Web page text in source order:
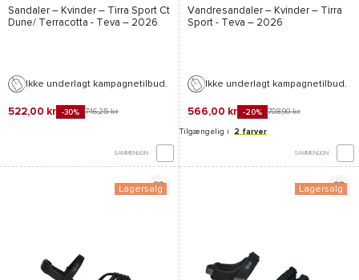
Sandaler – Kvinder –
Tirra Sport Ct
Dune/ Terracotta - Teva – 2026
Ikke underlagt kampagnetilbud.
522,00 kr -30% 746,25 kr
SAMMENLIGN
Vandresandaler – Kvinder –
Tirra
Sport - Teva – 2026
Ikke underlagt kampagnetilbud.
566,00 kr -20% 708,90 kr
Tilgængelig i 2 farver
SAMMENLIGN
Lagersalg Lagersalg